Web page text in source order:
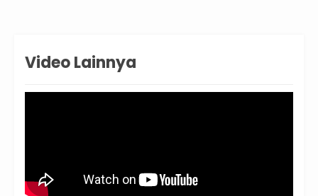
Video Lainnya